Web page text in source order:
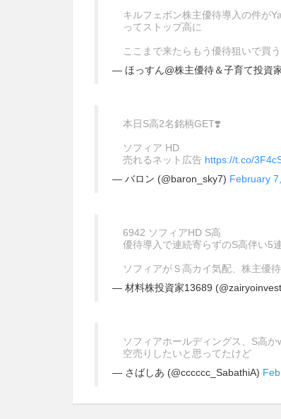
キルフェボン株主優待導入の件が
ってストップ高に
ここまで来たらもう優待狙いで買
— ほっすん@株主優待＆子育て投資
本日S高2名銘柄GET❣️
ソフィア HD
売れるネット広告 https://t.co/
— バロン (@baron_sky7) February
6942 ソフィアHD S高
優待導入で連続寄らずのS高伴い5
ソフィアがＳ高カイ気配、株主優
— 材料株投資家13689
ソフィアホールディングス、S高か
空売りしたいと思ってたけど
— さばしあ (@cccccc_SabathiA)